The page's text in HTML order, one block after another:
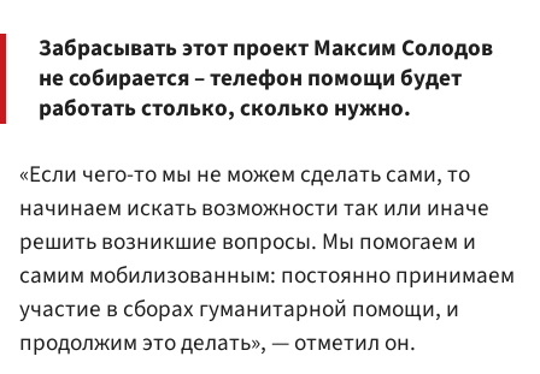
Забрасывать этот проект Максим Солодов
не собирается – телефон помощи будет
работать столько, сколько нужно.
«Если чего-то мы не можем сделать сами, то
начинаем искать возможности так или иначе
решить возникшие вопросы. Мы помогаем и
самим мобилизованным: постоянно принимаем
участие в сборах гуманитарной помощи, и
продолжим это делать», — отметил он.